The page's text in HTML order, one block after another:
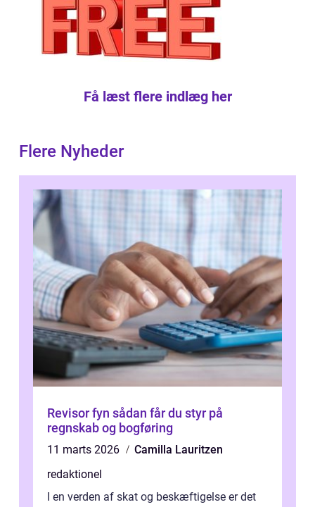
Få læst flere indlæg her
Flere Nyheder
Revisor fyn sådan får du styr på
regnskab og bogføring
11 marts 2026
Camilla Lauritzen
redaktionel
I en verden af skat og beskæftigelse er det